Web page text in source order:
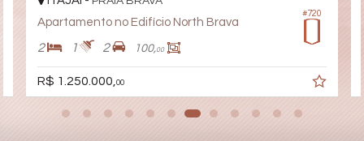
Coworking
Espaço Zen
Hall Decorado e Mobiliado
Acessibilidade para PNE
#720
Apartamento no Edifício North Brava
2 1 2 100,00
R$ 1.250.000, 00